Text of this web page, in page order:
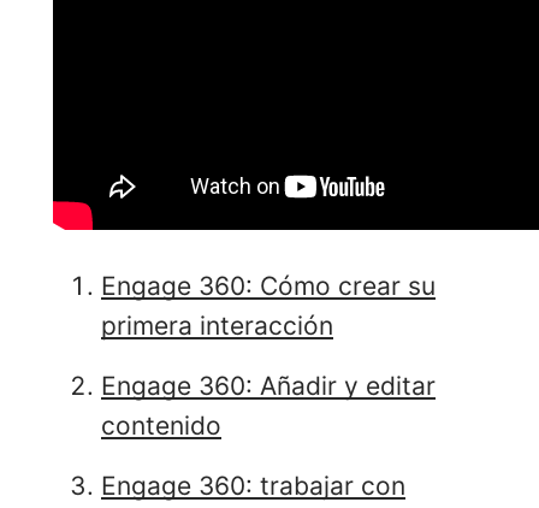
Engage 360: Cómo crear su
primera interacción
Engage 360: Añadir y editar
contenido
Engage 360: trabajar con